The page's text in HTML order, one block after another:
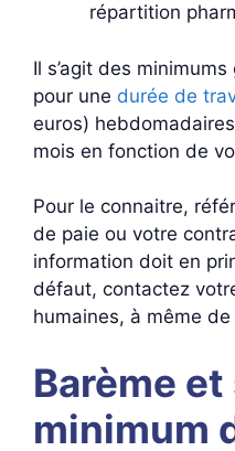
répartition
Il s’agit des
pour une durée de
euros)
mois en fonction de
Pour le connaitre,
de paie ou votre
information doit en
défaut, contactez
humaines, à même
Barème
minimum